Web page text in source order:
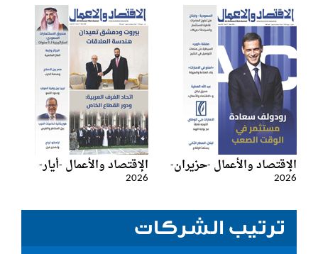
الإقتصاد والأعمال -حزيران-
2026
الإقتصاد والأعمال -أيار-
2026
ترتيب الشركات